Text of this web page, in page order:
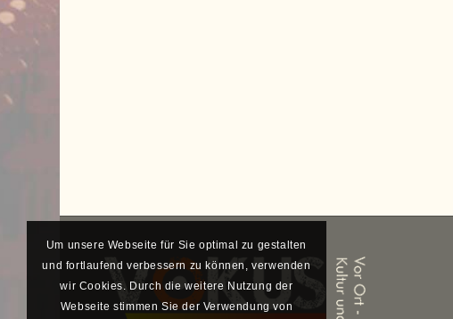
Um unsere Webseite für Sie optimal zu gestalten
und fortlaufend verbessern zu können, verwenden
wir Cookies. Durch die weitere Nutzung der
Webseite stimmen Sie der Verwendung von